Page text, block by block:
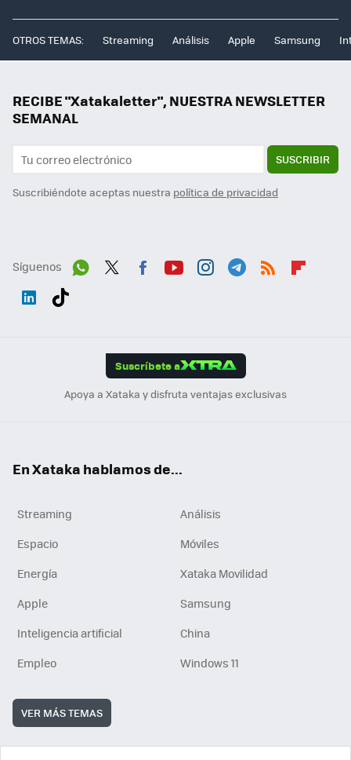
OTROS TEMAS: Streaming Análisis Apple Samsung
RECIBE "Xatakaletter", NUESTRA NEWSLETTER
SEMANAL
SUSCRIBIR
Suscribiéndote aceptas nuestra política de privacidad
Síguenos
Suscríbete a
Apoya a Xataka y disfruta ventajas exclusivas
En Xataka hablamos de...
Streaming
Análisis
Espacio
Móviles
Energía
Xataka Movilidad
Apple
Samsung
Inteligencia artificial
China
Empleo
Windows 11
VER MÁS TEMAS